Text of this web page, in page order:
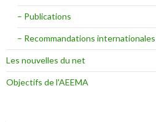
– Publications
– Recommandations internationales
Les nouvelles du net
Objectifs de l'AEEMA